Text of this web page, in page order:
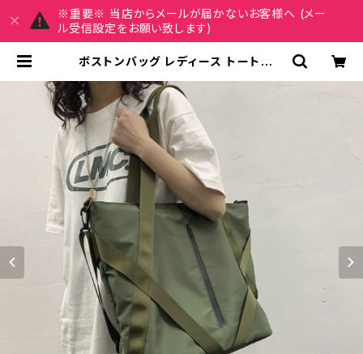
※重要※ 当店からメールが届かないお客様へ (メー
ル受信設定をお願い致します)
ボストンバッグ レディース トートバッ
秋 冬 黒 バッグ ショルダーバック マ
ザーズバッグ 大容量バッグ バック シ
ンプル トートバック ボストンバック
ママバック ハンドバッグ ボストン バ
ック ショルダー 肩掛け 斜めがけ トラ
ベル 旅行バック かばん ママバッグ
大容量 大きめ 旅行 通学 通勤 大学生
女の子 A4 B4 カーキ ブラック カレ
ッジコーデ カジュアル デイリー デー
ト お出かけ K-B0095 | REIRSE レ
イルセ 20代,30代,40代 レディース
ファッション 通販